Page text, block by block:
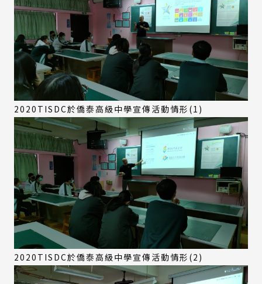
2020TISDC於僑泰高級中學宣傳活動情形(1)
2020TISDC於僑泰高級中學宣傳活動情形(2)